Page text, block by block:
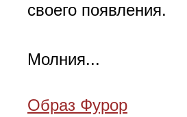
своего появления.
Молния...
Образ Фурор